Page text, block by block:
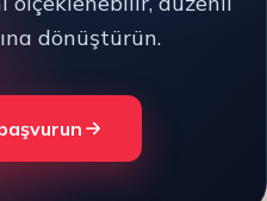
dönüştürün.